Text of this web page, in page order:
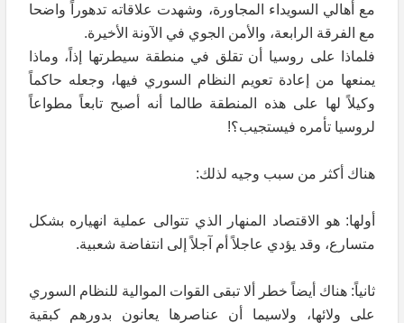
مع أهالي السويداء المجاورة، وشهدت علاقاته تدهوراً واضحا
مع الفرقة الرابعة، والأمن الجوي في الآونة الأخيرة.
فلماذا على روسيا أن تقلق في منطقة سيطرتها إذاً، وماذا
يمنعها من إعادة تعويم النظام السوري فيها، وجعله حاكماً
وكيلاً لها على هذه المنطقة طالما أنه أصبح تابعاً مطواعاً
لروسيا تأمره فيستجيب؟!
هناك أكثر من سبب وجيه لذلك:
أولها: هو الاقتصاد المنهار الذي تتوالى عملية انهياره بشكل
متسارع، وقد يؤدي عاجلاً أم آجلاً إلى انتفاضة شعبية.
ثانياً: هناك أيضاً خطر ألا تبقى القوات الموالية للنظام السوري
على ولائها، ولاسيما أن عناصرها يعانون بدورهم كبقية